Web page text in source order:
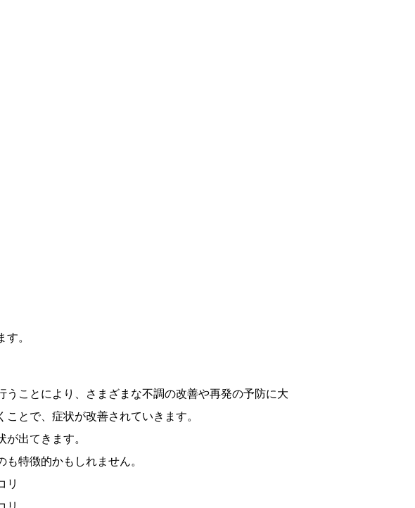
。
ことにより、さまざまな不調の改善や再発の予防に大
とで、症状が改善されていきます。
出てきます。
特徴的かもしれません。
リ